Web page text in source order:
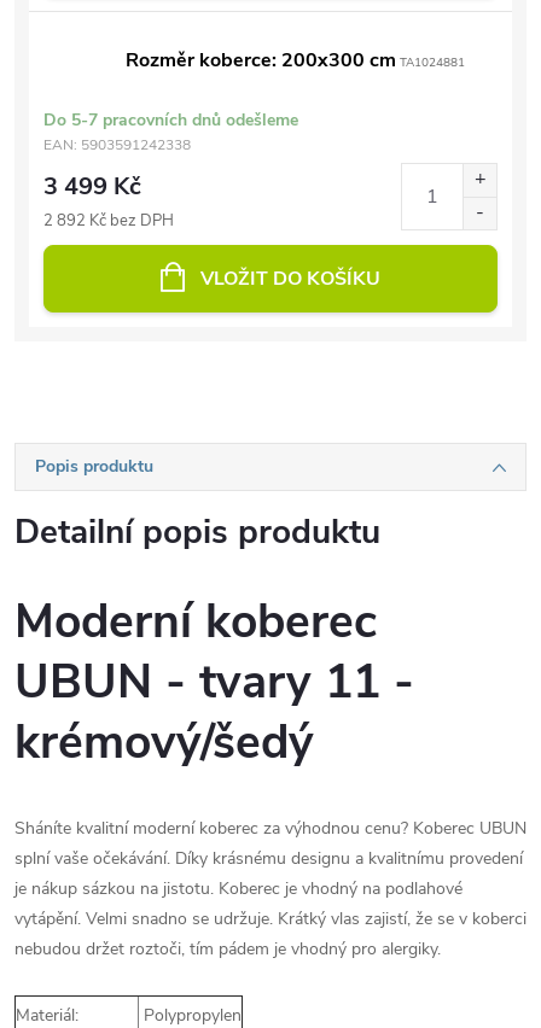
Rozměr koberce: 200x300 cm TA1024881
Do 5-7 pracovních dnů odešleme
EAN: 5903591242338
3 499 Kč
2 892 Kč bez DPH
VLOŽIT DO KOŠÍKU
Popis produktu
Detailní popis produktu
Moderní koberec
UBUN - tvary 11 -
krémový/šedý
Sháníte kvalitní moderní koberec za výhodnou cenu? Koberec UBUN
splní vaše očekávání. Díky krásnému designu a kvalitnímu provedení
je nákup sázkou na jistotu. Koberec je vhodný na podlahové
vytápění. Velmi snadno se udržuje. Krátký vlas zajistí, že se v koberci
nebudou držet roztoči, tím pádem je vhodný pro alergiky.
Materiál:
Polypropylen